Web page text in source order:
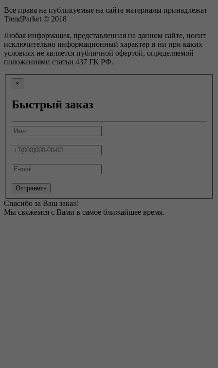
Все права на публикуемые на сайте материалы принадлежат
TrendParket © 2018
Любая информация, представленная на данном сайте, носит
исключительно информационный характер и ни при каких
условиях не является публичной офертой, определяемой
положениями статьи 437 ГК РФ.
×
Быстрый заказ
Отправить
Спасибо за Ваш заказ!
Мы свяжемся с Вами в самое ближайшее время.